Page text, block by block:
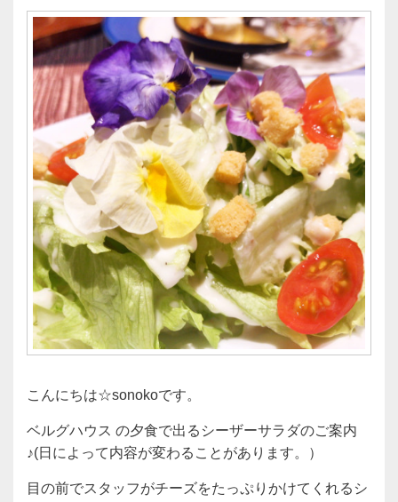
こんにちは☆sonokoです。
ベルグハウス の夕食で出るシーザーサラダのご案内
♪(日によって内容が変わることがあります。）
目の前でスタッフがチーズをたっぷりかけてくれるシ